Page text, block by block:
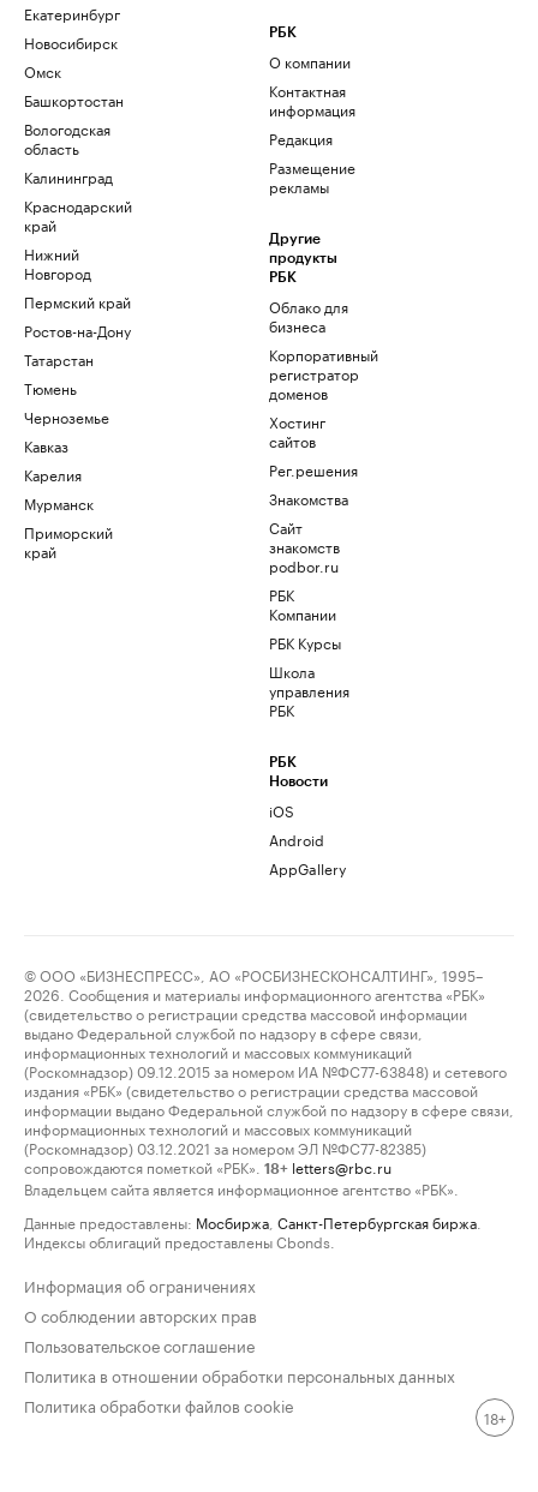
Екатеринбург
Новосибирск
Омск
Башкортостан
Вологодская
область
Калининград
Краснодарский
край
Нижний
Новгород
Пермский край
Ростов-на-Дону
Татарстан
Тюмень
Черноземье
Кавказ
Карелия
Мурманск
Приморский
край
РБК
О компании
Контактная
информация
Редакция
Размещение
рекламы
Другие
продукты
РБК
Облако для
бизнеса
Корпоративный
регистратор
доменов
Хостинг
сайтов
Рег.решения
Знакомства
Сайт
знакомств
podbor.ru
РБК
Компании
РБК Курсы
Школа
управления
РБК
РБК
Новости
iOS
Android
AppGallery
© ООО «БИЗНЕСПРЕСС», АО «РОСБИЗНЕСКОНСАЛТИНГ», 1995–
2026. Сообщения и материалы информационного агентства «РБК»
(свидетельство о регистрации средства массовой информации
выдано Федеральной службой по надзору в сфере связи,
информационных технологий и массовых коммуникаций
(Роскомнадзор) 09.12.2015 за номером ИА №ФС77-63848) и сетевого
издания «РБК» (свидетельство о регистрации средства массовой
информации выдано Федеральной службой по надзору в сфере связи,
информационных технологий и массовых коммуникаций
(Роскомнадзор) 03.12.2021 за номером ЭЛ №ФС77-82385)
сопровождаются пометкой «РБК».
18+ letters@rbc.ru
Владельцем сайта является информационное агентство «РБК».
Данные предоставлены: Мосбиржа Санкт-Петербургская биржа
Индексы облигаций предоставлены Cbonds.
Информация об ограничениях
О соблюдении авторских прав
Пользовательское соглашение
Политика в отношении обработки персональных данных
Политика обработки файлов cookie
18+